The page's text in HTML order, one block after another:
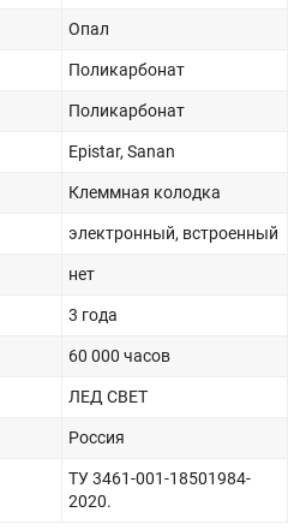
Опал
Поликарбонат
Поликарбонат
Epistar, Sanan
Клеммная колодка
электронный, встроенный
нет
3 года
60 000 часов
ЛЕД СВЕТ
Россия
ТУ 3461-001-18501984-
2020.